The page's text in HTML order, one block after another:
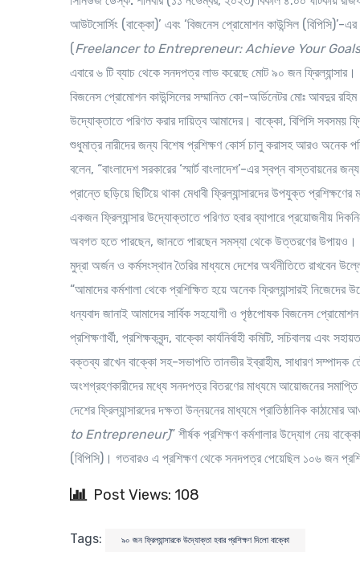
আউটসোর্সিং (বাক্কো)’ এবং ‘বিজনেস প্রোমোশন কাউন্সিল (বিপিসি)’-
(Freelancer to Entrepreneur: Achieve Your
এবারে ৬ টি ব্যাচ থেকে সনদপত্র লাভ করেছে মোট ৯০ জন
বিজনেস প্রোমোশন কাউন্সিলের সম্মানিত কো-অর্ডিনেটর মোঃ আবদুর
উদ্যোক্তাতে পরিণত করার দায়িত্ব আমাদের। বাক্কো, বিপিসি সবসময়
শুধুমাত্র নারীদের জন্য বিশেষ প্রশিক্ষণ কোর্স চালু করাসহ আরও অনেক
বলেন, “বাংলাদেশ সরকারের ‘স্মার্ট বাংলাদেশ’-এর স্বপ্ন
প্রান্তে ছড়িয়ে ছিটিয়ে থাকা মেধাবী ফ্রিল্যান্সারদের উপযুক্ত
একজন ফ্রিল্যান্সার উদ্যোক্তাতে পরিণত হবার ব্যাপারে প্রয়োজনীয়
অবগত হতে পারছেন, জানতে পারছেন সমস্যা থেকে উত্তরণের
মুদ্রা অর্জন ও কর্মসংস্থান তৈরির মাধ্যমে দেশের অর্থনীতিতে
“আমাদের কর্মশালা থেকে প্রশিক্ষিত হয়ে অনেক ফ্রিল্যান্সারই
ধন্যবাদ জানাই আমাদের সার্বিক সহযোগী ও পৃষ্ঠপোষক বিজনেস
প্রশিক্ষণার্থী, প্রশিক্ষকবৃন্দ, বাক্কো কার্যনির্বাহী কমিটি, সচিবালয় এবং
বক্তব্য রাখেন বাক্কো সহ-সভাপতি তানভীর ইব্রাহীম, সাধারণ সম্পাদক
অংশগ্রহণকারীদের মধ্যে সনদপত্র বিতরণের মাধ্যমে আয়োজনের
দেশের ফ্রিল্যান্সারদের দক্ষতা উন্নয়নের মাধ্যমে প্রাতিষ্ঠানিক
to Entrepreneur)” শীর্ষক প্রশিক্ষণ কর্মশালার উদ্যোগ নেয়
(বিপিসি)। গতবারও এ প্রশিক্ষণ থেকে সনদপত্র পেয়েছিল ১০৬ জন
Post Views: 108
Tags: ৯০ জন ফ্রিল্যান্সারকে উদ্যোক্তা হবার প্রশিক্ষণ দিলো বাক্কো